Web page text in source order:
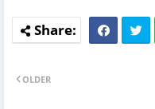
OLDER